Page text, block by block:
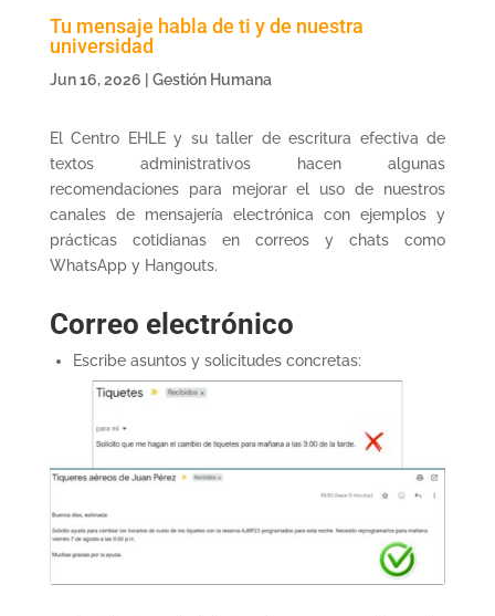
Tu mensaje habla de ti y de nuestra
universidad
Jun 16, 2026 | Gestión Humana
El Centro EHLE y su taller de escritura efectiva de
textos administrativos hacen algunas
recomendaciones para mejorar el uso de nuestros
canales de mensajería electrónica con ejemplos y
prácticas cotidianas en correos y chats como
WhatsApp y Hangouts.
Correo electrónico
Escribe asuntos y solicitudes concretas: